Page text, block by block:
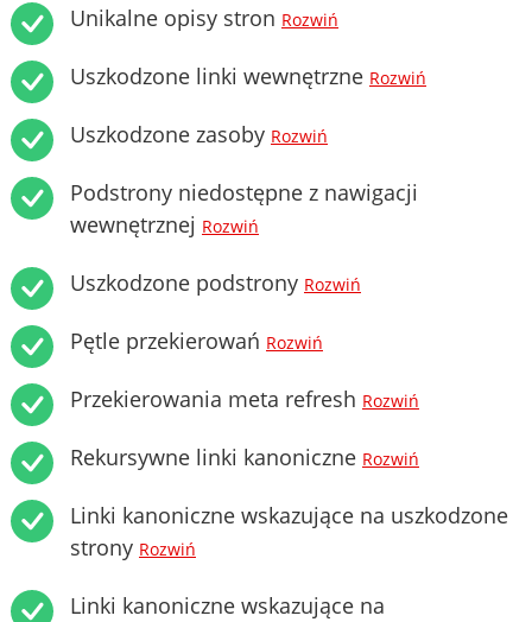
Unikalne opisy stron Rozwiń
Uszkodzone linki wewnętrzne Rozwiń
Uszkodzone zasoby Rozwiń
Podstrony niedostępne z nawigacji
wewnętrznej Rozwiń
Uszkodzone podstrony Rozwiń
Pętle przekierowań Rozwiń
Przekierowania meta refresh Rozwiń
Rekursywne linki kanoniczne Rozwiń
Linki kanoniczne wskazujące na uszkodzone
strony Rozwiń
Linki kanoniczne wskazujące na